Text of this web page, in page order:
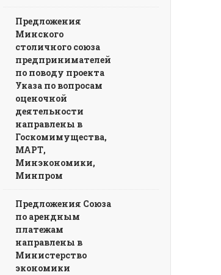
Предложения
Минского
столичного союза
предпринимателей
по поводу проекта
Указа по вопросам
оценочной
деятельности
направлены в
Госкомимущества,
МАРТ,
Минэкономики,
Минпром
Предложения Союза
по арендным
платежам
направлены в
Министерство
экономики